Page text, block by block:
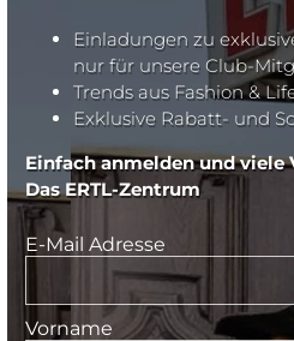
Einladungen zu
nur für unsere Club-
Trends aus Fashion &
Exklusive Rabatt- und
Einfach anmelden und viele
Das ERTL-Zentrum
E-Mail Adresse
Vorname